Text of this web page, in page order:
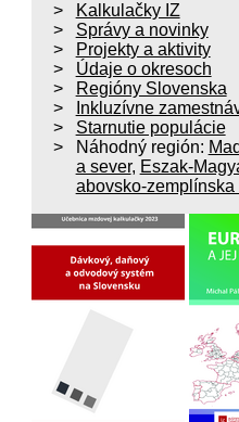
Kalkulačky IZ
Správy a novinky
Projekty a aktivity
Údaje o okresoch
Regióny Slovenska
Inkluzívne
Starnutie populácie
Náhodný región:
a sever, Eszak-
abovsko-zemplínska